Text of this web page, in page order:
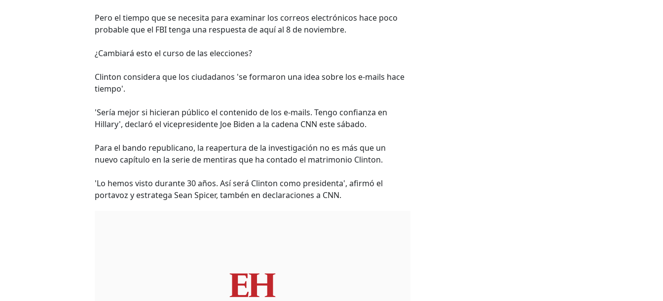
Pero el tiempo que se necesita para examinar los correos electrónicos hace poco
probable que el FBI tenga una respuesta de aquí al 8 de noviembre.
¿Cambiará esto el curso de las elecciones?
Clinton considera que los ciudadanos 'se formaron una idea sobre los e-mails hace
tiempo'.
'Sería mejor si hicieran público el contenido de los e-mails. Tengo confianza en
Hillary', declaró el vicepresidente Joe Biden a la cadena CNN este sábado.
Para el bando republicano, la reapertura de la investigación no es más que un
nuevo capítulo en la serie de mentiras que ha contado el matrimonio Clinton.
'Lo hemos visto durante 30 años. Así será Clinton como presidenta', afirmó el
portavoz y estratega Sean Spicer, tambén en declaraciones a CNN.